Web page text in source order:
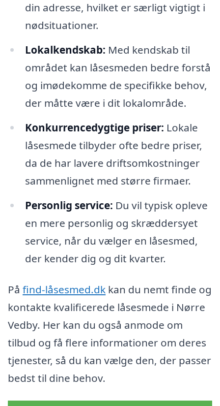
din adresse, hvilket er særligt vigtigt i
nødsituationer.
Lokalkendskab: Med kendskab til
området kan låsesmeden bedre forstå
og imødekomme de specifikke behov,
der måtte være i dit lokalområde.
Konkurrencedygtige priser: Lokale
låsesmede tilbyder ofte bedre priser,
da de har lavere driftsomkostninger
sammenlignet med større firmaer.
Personlig service: Du vil typisk opleve
en mere personlig og skræddersyet
service, når du vælger en låsesmed,
der kender dig og dit kvarter.
På find-låsesmed.dk kan du nemt finde og
kontakte kvalificerede låsesmede i Nørre
Vedby. Her kan du også anmode om
tilbud og få flere informationer om deres
tjenester, så du kan vælge den, der passer
bedst til dine behov.